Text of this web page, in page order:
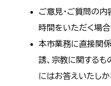
ご意見・ご質問の内
時間をいただく場合
本市業務に直接関
誘、宗教に関するも
にはお答えいたし